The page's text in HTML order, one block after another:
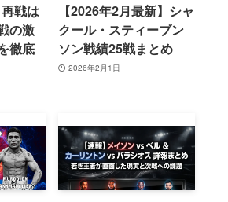
戦は
の激
徹底
【2026年2月最新】シャ
クール・スティーブン
ソン戦績25戦まとめ
2026年2月1日